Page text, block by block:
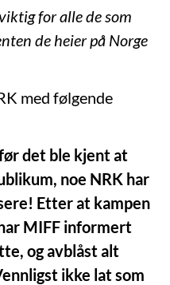
for alle de som
de heier på Norge
med følgende
det ble kjent at
noe NRK har
Etter at kampen
MIFF informert
og avblåst alt
ikke lat som